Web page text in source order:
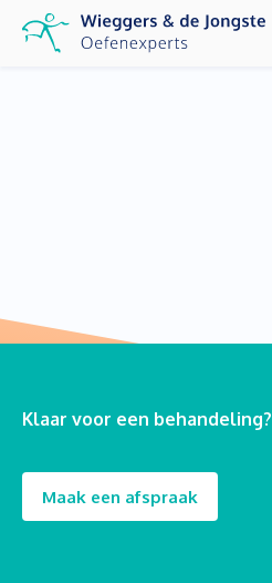
Klaar voor een behandeling?
Maak een afspraak